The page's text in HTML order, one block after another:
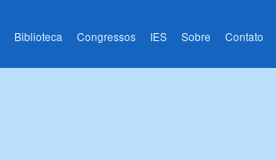
Biblioteca Congressos IES Sobre Contato